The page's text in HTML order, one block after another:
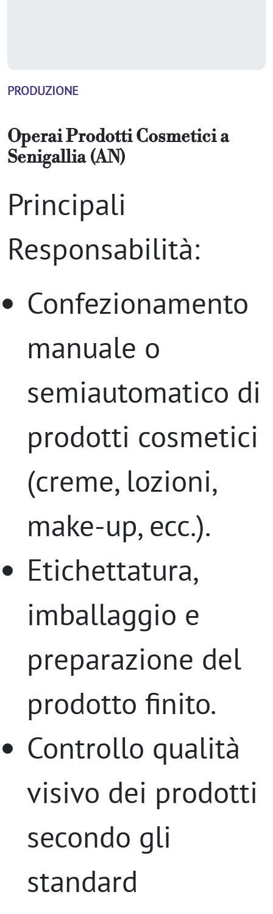
PRODUZIONE
Operai Prodotti Cosmeticia
Senigallia (AN)
Principali
Responsabilità:
Confezionamento
manuale o
semiautomatico di
prodotti cosmetici
(creme, lozioni,
make-up, ecc.).
Etichettatura,
imballaggio e
preparazione del
prodotto finito.
Controllo qualità
visivo dei prodotti
secondo gli
standard